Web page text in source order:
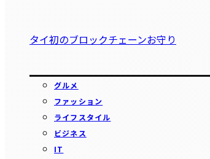
タイ初のブロックチェーンお守り
グルメ
ファッション
ライフスタイル
ビジネス
IT